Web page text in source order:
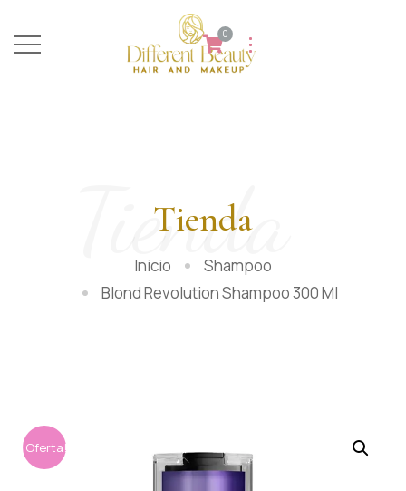
0
Tienda
Tienda
Inicio
Shampoo
Blond Revolution Shampoo 300 Ml
¡Oferta!